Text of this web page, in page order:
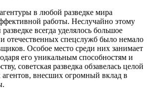
в любой разведке мира
работы. Неслучайно этому
всегда уделялось большое
отечественных спецслужб было немало
Особое место среди них занимает
его уникальным способностям и
советская разведка обзавелась целой
агентов, внесших огромный вклад в